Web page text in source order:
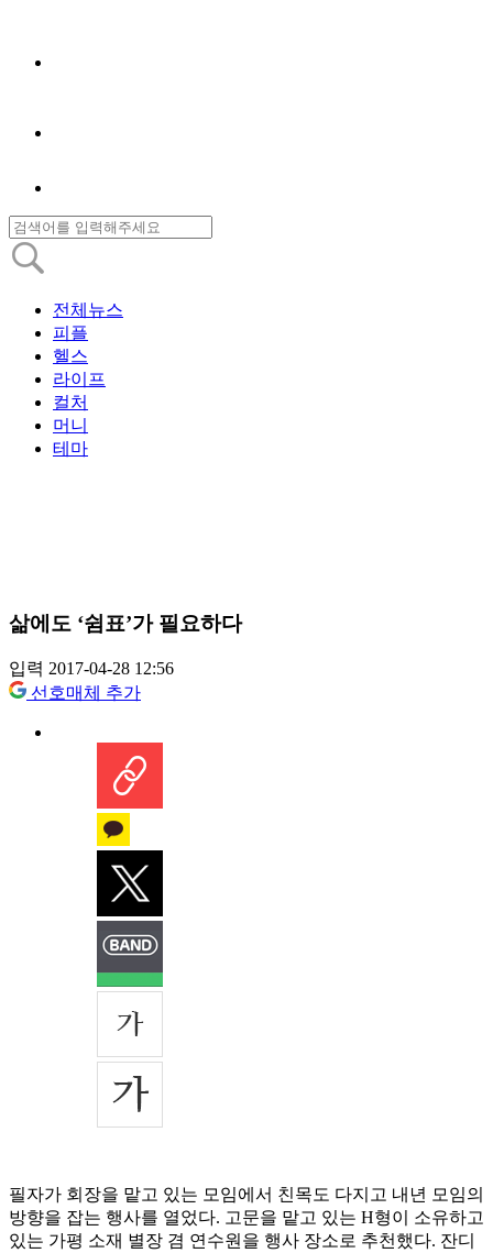
전체뉴스
피플
헬스
라이프
컬처
머니
테마
삶에도 ‘쉼표’가 필요하다
입력 2017-04-28 12:56
선호매체 추가
필자가 회장을 맡고 있는 모임에서 친목도 다지고 내년 모임의
방향을 잡는 행사를 열었다. 고문을 맡고 있는 H형이 소유하고
있는 가평 소재 별장 겸 연수원을 행사 장소로 추천했다. 잔디